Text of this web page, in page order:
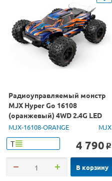
Радиоуправляемый монстр
MJX Hyper Go 16108
(оранжевый) 4WD 2.4G LED
1/16 RTR
MJX-16108-ORANGE MJX
Т 4 790 o
В корзину